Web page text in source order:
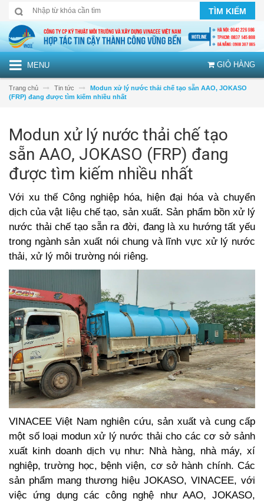
TÌM KIẾM
MENU GIỎ HÀNG
Trang chủ Tin tức
Modun xử lý nước thải chế tạo sẵn AAO, JOKASO
(FRP) đang được tìm kiếm nhiều nhất
Modun xử lý nước thải chế tạo
sẵn AAO, JOKASO (FRP) đang
được tìm kiếm nhiều nhất
Với xu thế Công nghiệp hóa, hiện đại hóa và chuyển
dịch của vật liệu chế tạo, sản xuất. Sản phẩm bồn xử lý
nước thải chế tạo sẵn ra đời, đang là xu hướng tất yếu
trong ngành sản xuất nói chung và lĩnh vực xử lý nước
thải, xử lý môi trường nói riêng.
VINACEE Việt Nam nghiên cứu, sản xuất và cung cấp
một số loại modun xử lý nước thải cho các cơ sở sảnh
xuất kinh doanh dịch vụ như: Nhà hàng, nhà máy, xí
nghiệp, trường học, bệnh viện, cơ sở hành chính. Các
sản phẩm mang thương hiệu JOKASO, VINACEE, với
việc ứng dụng các công nghệ như AAO, JOKASO,